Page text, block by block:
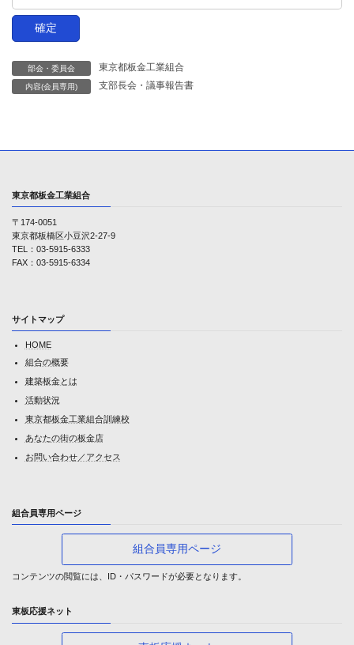
部会・委員会 東京都板金工業組合
内容(会員専用) 支部長会・議事報告書
東京都板金工業組合
〒174-0051
東京都板橋区小豆沢2-27-9
TEL：03-5915-6333
FAX：03-5915-6334
サイトマップ
HOME
組合の概要
建築板金とは
活動状況
東京都板金工業組合訓練校
あなたの街の板金店
お問い合わせ／アクセス
組合員専用ページ
組合員専用ページ
コンテンツの閲覧には、ID・パスワードが必要となります。
東板応援ネット